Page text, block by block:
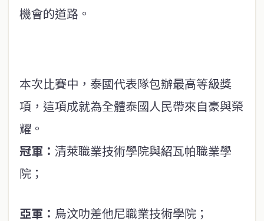
機會的道路。
本次比賽中，泰國代表隊包辦最高等級獎
項，這項成就為全體泰國人民帶來自豪與榮
耀。
冠軍： 清萊職業技術學院與紹瓦帕職業學
院；
亞軍： 烏汶叻差他尼職業技術學院；